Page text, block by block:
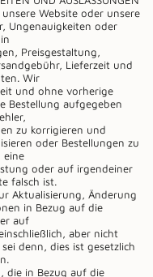
Website oder unsere
Ungenauigkeiten oder
Preisgestaltung,
Lieferzeit und
Wir
und ohne vorherige
Bestellung aufgegeben
zu korrigieren und
oder Bestellungen zu
eine
oder auf irgendeiner
falsch ist.
Aktualisierung, Änderung
in Bezug auf die
auf
aber nicht
denn, dies ist gesetzlich
die in Bezug auf die